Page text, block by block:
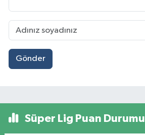
Gönder
Süper Lig Puan Durumu